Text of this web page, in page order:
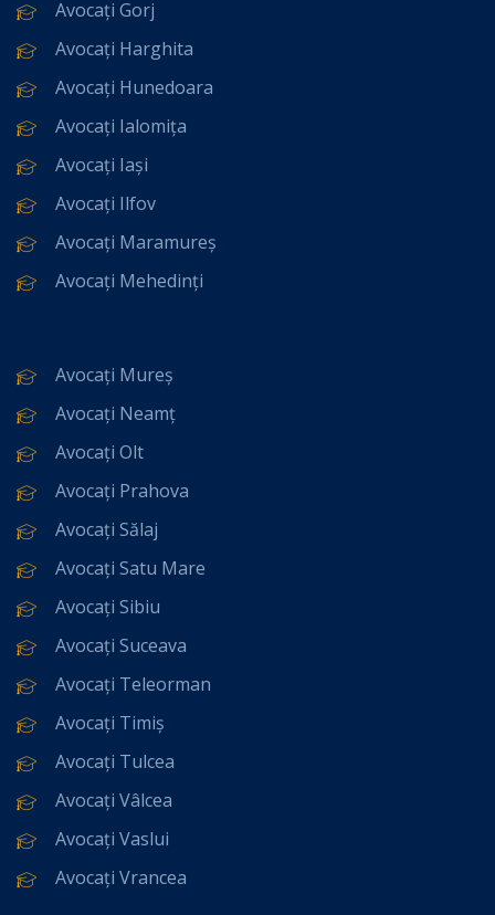
Avocați Gorj
Avocați Harghita
Avocați Hunedoara
Avocați Ialomița
Avocați Iași
Avocați Ilfov
Avocați Maramureș
Avocați Mehedinți
Avocați Mureș
Avocați Neamț
Avocați Olt
Avocați Prahova
Avocați Sălaj
Avocați Satu Mare
Avocați Sibiu
Avocați Suceava
Avocați Teleorman
Avocați Timiș
Avocați Tulcea
Avocați Vâlcea
Avocați Vaslui
Avocați Vrancea